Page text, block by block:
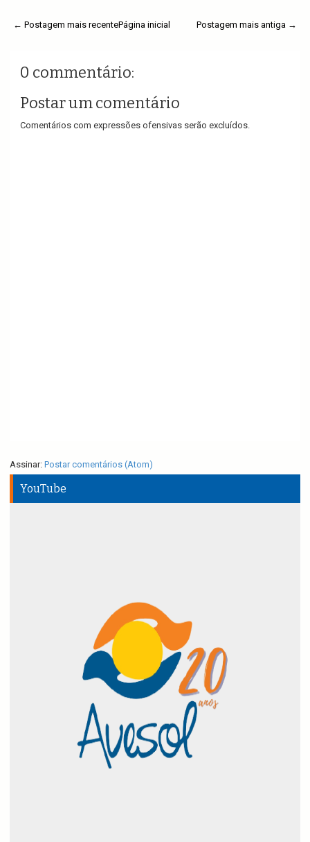
← Postagem mais recente Postagem mais antiga →
Página inicial
0 commentário:
Postar um comentário
Comentários com expressões ofensivas serão excluídos.
Assinar: Postar comentários (Atom)
YouTube